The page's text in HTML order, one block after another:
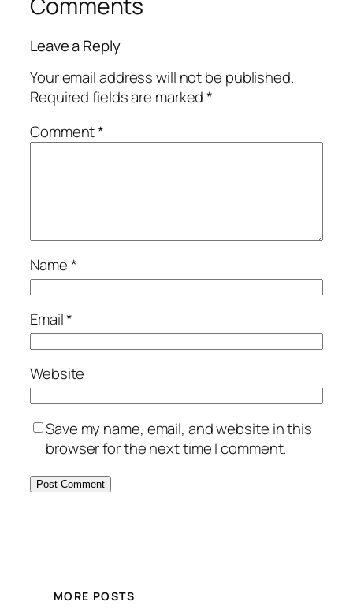
Leave a Reply
Your email address will not be published.
Required fields are marked*
Comment*
Name*
Email*
Website
Save my name, email, and website in this
browser for the next time I comment.
MORE POSTS